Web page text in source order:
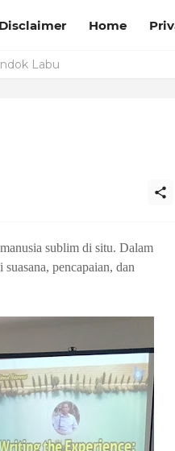
Disclaimer Home
Labu
sublim di situ. Dalam
pencapaian, dan